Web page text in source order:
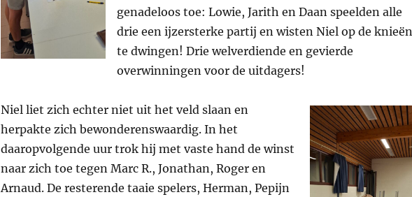
genadeloos toe: Lowie, Jarith en Daan speelden alle
drie een ijzersterke partij en wisten Niel op de knieën
te dwingen! Drie welverdiende en gevierde
overwinningen voor de uitdagers!
Niel liet zich echter niet uit het veld slaan en
herpakte zich bewonderenswaardig. In het
daaropvolgende uur trok hij met vaste hand de winst
naar zich toe tegen Marc R., Jonathan, Roger en
Arnaud. De resterende taaie spelers, Herman, Pepijn